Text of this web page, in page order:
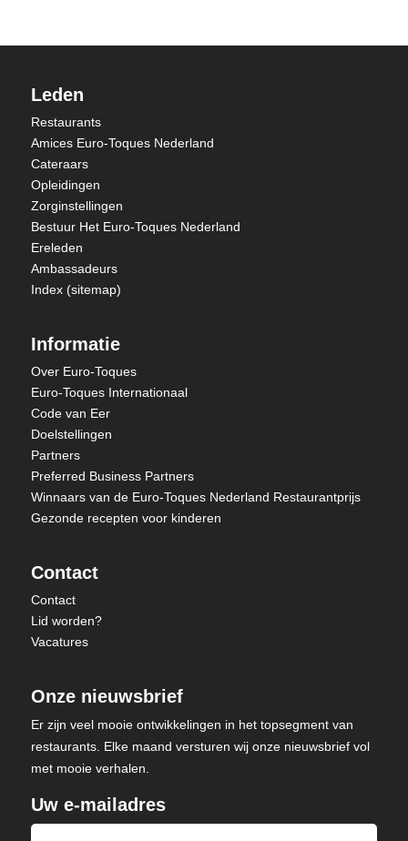
Leden
Restaurants
Amices Euro-Toques Nederland
Cateraars
Opleidingen
Zorginstellingen
Bestuur Het Euro-Toques Nederland
Ereleden
Ambassadeurs
Index (sitemap)
Informatie
Over Euro-Toques
Euro-Toques Internationaal
Code van Eer
Doelstellingen
Partners
Preferred Business Partners
Winnaars van de Euro-Toques Nederland Restaurantprijs
Gezonde recepten voor kinderen
Contact
Contact
Lid worden?
Vacatures
Onze nieuwsbrief
Er zijn veel mooie ontwikkelingen in het topsegment van
restaurants. Elke maand versturen wij onze nieuwsbrief vol
met mooie verhalen.
Uw e-mailadres